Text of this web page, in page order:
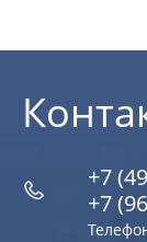
+7
+7